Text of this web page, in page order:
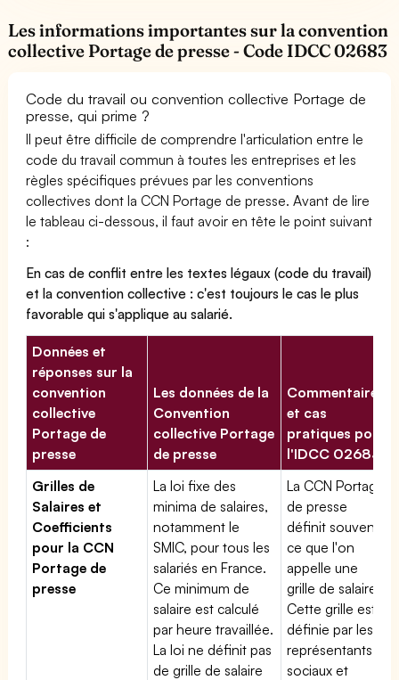
Les informations importantes sur la convention
collective Portage de presse - Code IDCC 02683
Code du travail ou convention collective Portage de
presse, qui prime ?
Il peut être difficile de comprendre l'articulation entre le
code du travail commun à toutes les entreprises et les
règles spécifiques prévues par les conventions
collectives dont la CCN Portage de presse. Avant de lire
le tableau ci-dessous, il faut avoir en tête le point suivant
:
En cas de conflit entre les textes légaux (code du travail)
et la convention collective : c'est toujours le cas le plus
favorable qui s'applique au salarié.
Données et
réponses sur la
convention
collective
Portage de
presse
Les données de la
Convention
collective Portage
de presse
Commentaires
et cas
pratiques pour
l'IDCC 02683
Grilles de
Salaires et
Coefficients
pour la CCN
Portage de
presse
La loi fixe des
minima de salaires,
notamment le
SMIC, pour tous les
salariés en France.
Ce minimum de
salaire est calculé
par heure travaillée.
La loi ne définit pas
de grille de salaire
La CCN Portage
de presse
définit souvent
ce que l'on
appelle une
grille de salaires.
Cette grille est
définie par les
représentants
sociaux et